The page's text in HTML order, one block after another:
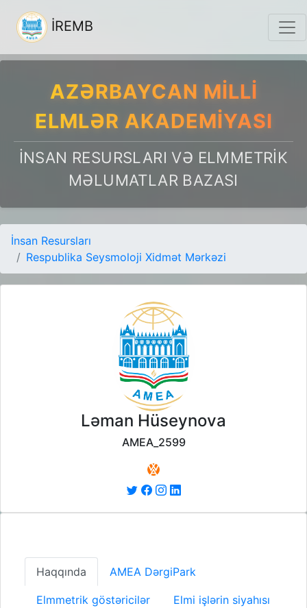
İREMB
AZƏRBAYCAN MILLI
ELMLƏR AKADEMIYASI
İNSAN RESURSLARI VƏ ELMMETRIK
MƏLUMATLAR BAZASI
İnsan Resursları
Respublika Seysmoloji Xidmət Mərkəzi
Ləman Hüseynova
AMEA_2599
Haqqında AMEA DərgiPark
Elmmetrik göstəricilər Elmi işlərin siyahısı